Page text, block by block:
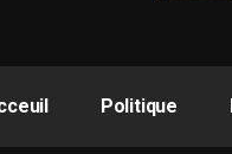
Politique